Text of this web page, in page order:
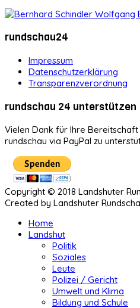
rundschau24
Impressum
Datenschutzerklärung
Transparenzverordnung
rundschau 24 unterstützen
Vielen Dank für Ihre
rundschau via PayPal zu
Copyright © 2018 Landshuter
Created by Landshuter
Home
Landshut
Politik
Soziales
Leute
Polizei / Gericht
Umwelt und Klima
Bildung und Schule